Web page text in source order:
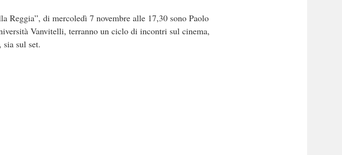
Reggia”, di mercoledì 7 novembre alle 17,30 sono Paolo
Vanvitelli, terranno un ciclo di incontri sul cinema,
sia sul set.